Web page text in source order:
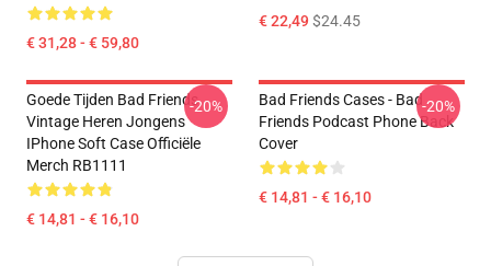
€ 31,28 - € 59,80
€ 22,49$24.45
Goede Tijden Bad Friends
Vintage Heren Jongens
IPhone Soft Case Officiële
Merch RB1111
€ 14,81 - € 16,10
-20%
Bad Friends Cases - Bad
Friends Podcast Phone Back
Cover
€ 14,81 - € 16,10
-20%